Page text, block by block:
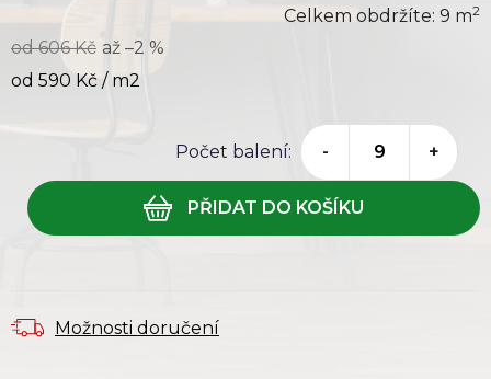
Celkem obdržíte: 9 m2
od 606 Kč až –2 %
od 590 Kč / m2
Počet balení: - +
Možnosti doručení